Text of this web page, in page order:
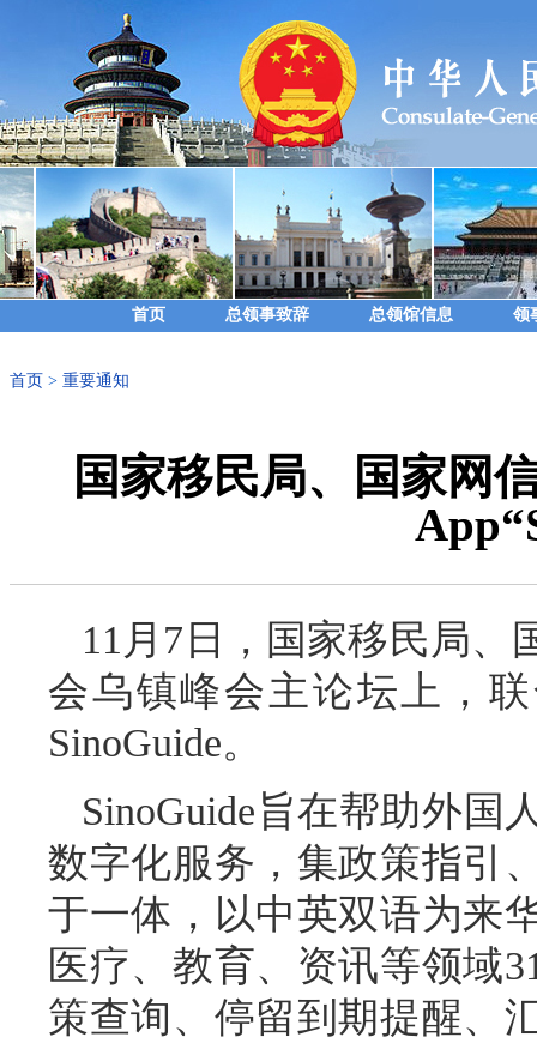
首页 总领事致辞 总领馆信息 领
首页 > 重要通知
国家移民局、国家网
11月7日，国家移民局、
会乌镇峰会主论坛上，
SinoGuide。
SinoGuide旨在帮助外国
数字化服务，集政策指引
于一体，以中英双语为来
医疗、教育、资讯等领域
策查询、停留到期提醒、